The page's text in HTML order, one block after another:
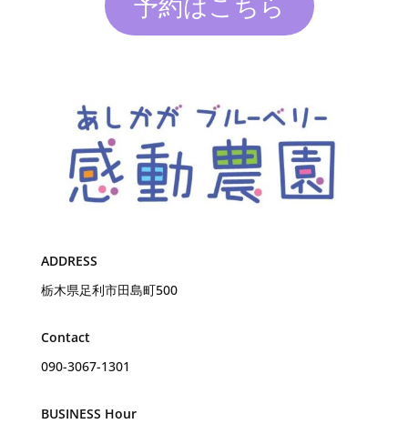
ADDRESS
栃木県足利市田島町500
Contact
090-3067-1301
BUSINESS Hour